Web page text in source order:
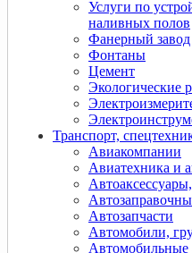
Услуги по
наливных полов
Фанерный завод
Фонтаны
Цемент
Экологические
Транспорт,
Авиакомпании
Авиатехника и
Автозапчасти
Автомобили,
Автомобильные